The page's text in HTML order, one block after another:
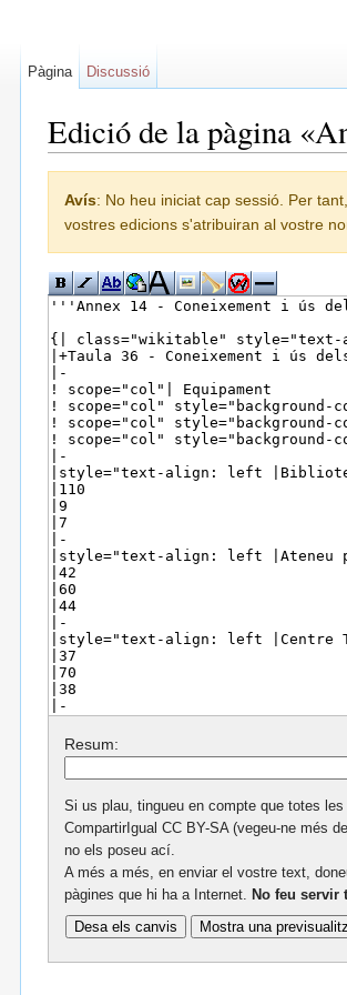
Edició de la pàgina
Avís: No heu iniciat cap sessió. Per
vostres edicions s'atribuiran al vostre
Resum:
Si us plau, tingueu en compte que totes
CompartirIgual CC BY-SA (vegeu-ne més
no els poseu ací.
A més a més, en enviar el vostre text,
pàgines que hi ha a Internet. No feu servir
Pàgina Discussió